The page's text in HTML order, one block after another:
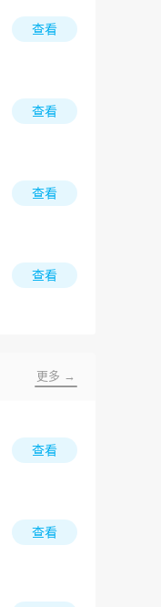
查看
查看
查看
查看
更多 →
查看
查看